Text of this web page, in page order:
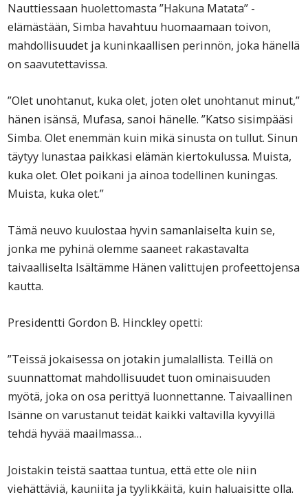
Nauttiessaan huolettomasta ”Hakuna Matata” -
elämästään, Simba havahtuu huomaamaan toivon,
mahdollisuudet ja kuninkaallisen perinnön, joka hänellä
on saavutettavissa.
”Olet unohtanut, kuka olet, joten olet unohtanut minut,”
hänen isänsä, Mufasa, sanoi hänelle. ”Katso sisimpääsi
Simba. Olet enemmän kuin mikä sinusta on tullut. Sinun
täytyy lunastaa paikkasi elämän kiertokulussa. Muista,
kuka olet. Olet poikani ja ainoa todellinen kuningas.
Muista, kuka olet.”
Tämä neuvo kuulostaa hyvin samanlaiselta kuin se,
jonka me pyhinä olemme saaneet rakastavalta
taivaalliselta Isältämme Hänen valittujen profeettojensa
kautta.
Presidentti Gordon B. Hinckley opetti:
”Teissä jokaisessa on jotakin jumalallista. Teillä on
suunnattomat mahdollisuudet tuon ominaisuuden
myötä, joka on osa perittyä luonnettanne. Taivaallinen
Isänne on varustanut teidät kaikki valtavilla kyvyillä
tehdä hyvää maailmassa…
Joistakin teistä saattaa tuntua, että ette ole niin
viehättäviä, kauniita ja tyylikkäitä, kuin haluaisitte olla.